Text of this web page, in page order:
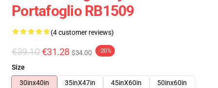
Portafoglio RB1509
(4 customer reviews)
€39.10 €31.28 $34.00 -20%
Size
30inx40in
35inX47in 45inX60in
50inx60in